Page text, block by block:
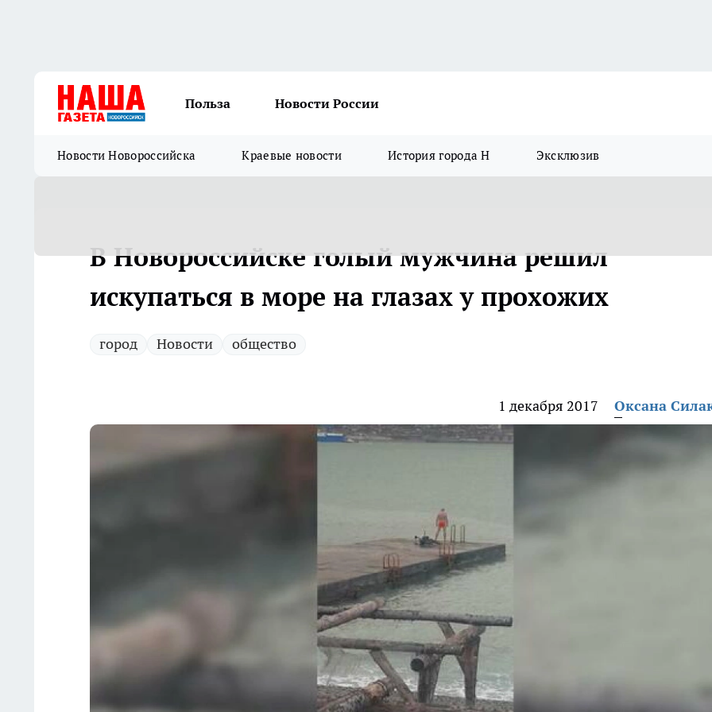
Польза Новости России
Новости Новороссийска Краевые новости История города Н Эксклюзив
В Новороссийске голый мужчина решил
искупаться в море на глазах у прохожих
город Новости общество
1 декабря 2017 Оксана